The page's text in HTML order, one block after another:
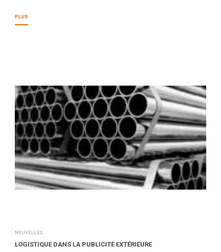
PLUS
NOUVELLES
LOGISTIQUE DANS LA PUBLICITÉ EXTÉRIEURE